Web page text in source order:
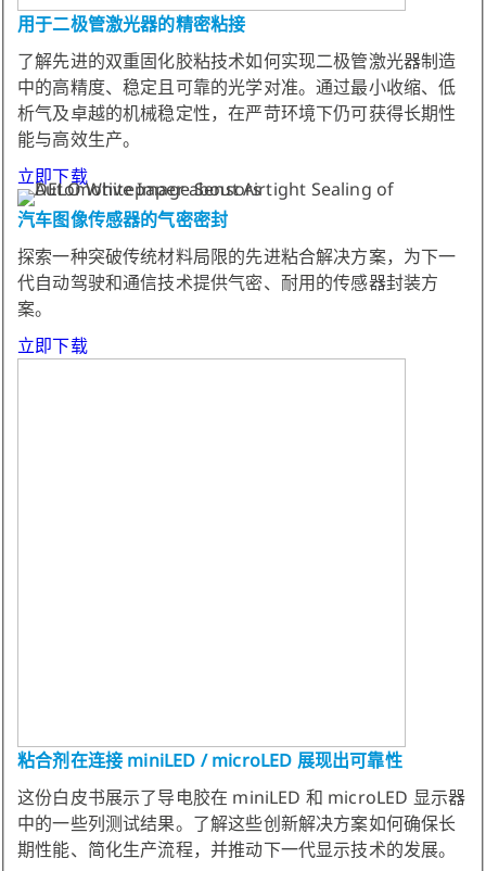
用于二极管激光器的精密粘接
了解先进的双重固化胶粘技术如何实现二极管激光器制造
中的高精度、稳定且可靠的光学对准。通过最小收缩、低
析气及卓越的机械稳定性，在严苛环境下仍可获得长期性
能与高效生产。
立即下载
汽车图像传感器的气密密封
探索一种突破传统材料局限的先进粘合解决方案，为下一
代自动驾驶和通信技术提供气密、耐用的传感器封装方
案。
立即下载
粘合剂在连接 miniLED / microLED 展现出可靠性
这份白皮书展示了导电胶在 miniLED 和 microLED 显示器
中的一些列测试结果。了解这些创新解决方案如何确保长
期性能、简化生产流程，并推动下一代显示技术的发展。